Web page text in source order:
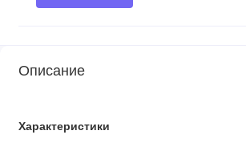
Описание
Характеристики